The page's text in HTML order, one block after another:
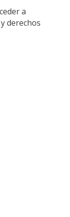
a
derechos